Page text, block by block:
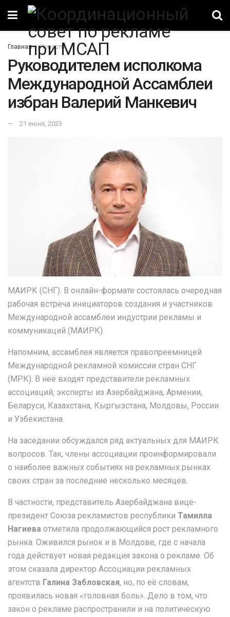
Главная Новости
Руководителем исполкома
Международной Ассамблеи
избран Валерий Манкевич
21 июня, 2023
МАИРК (СНГ). В онлайн-формате состоялась очередная
рабочая встреча инициаторов создания и участников
Международной ассамблеи индустрии рекламы и
коммуникаций (МАИРК).
Напомним, ассамблея является правопреемницей
Международной рекламной комиссии стран СНГ
(МРК). В неё входят представители рекламных
ассоциаций, эксперты из Азербайджана, Армении,
Беларуси, Казахстана, Кыргызстана, Молдовы, России
и Узбекистана.
На заседании обсуждался ряд актуальных для МАИРК
вопросов. Так, члены ассоциации проинформировали
о наиболее важных событиях на рекламных рынках
своих стран за последние несколько месяцев.
В частности, представитель Азербайджана вице-
президент Союза рекламистов республики Тамилла
Нагиева отметила продолжающийся рост рекламного
рынка. Оживился рынок и в Молдове, где с начала
года действует новая редакция закона о рекламе. Об
этом сказала директор Ассоциации рекламных
агентств Галина Забловская, но, по её словам,
проявилась новая «головная боль». Дело в том, что
закон о рекламе распространили и на политическую